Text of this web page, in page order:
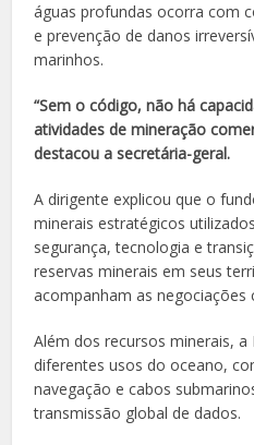
águas profundas ocorra com
e prevenção de danos
marinhos.
“Sem o código, não há
atividades de mineração
destacou a secretária-geral.
A dirigente explicou que o
minerais estratégicos
segurança, tecnologia e
reservas minerais em seus
acompanham as negociações
Além dos recursos minerais, a
diferentes usos do oceano,
navegação e cabos
transmissão global de dados.